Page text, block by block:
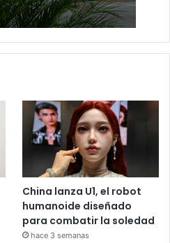
China lanza U1, el robot
humanoide diseñado
para combatir la soledad
hace 3 semanas